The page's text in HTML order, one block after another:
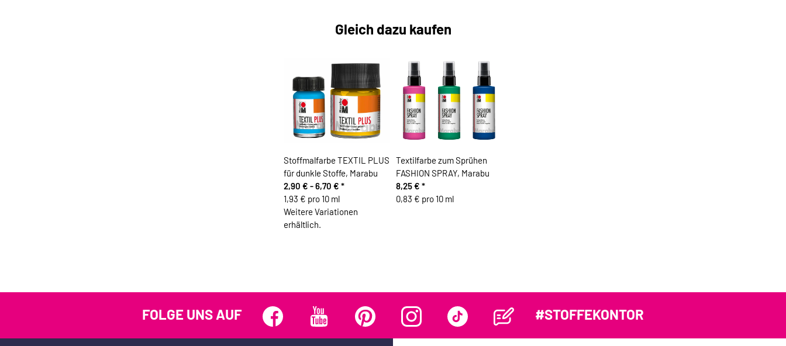
Gleich dazu kaufen
Stoffmalfarbe TEXTIL PLUS
für dunkle Stoffe, Marabu
2,90 € -6,70 € *
1,93 € pro 10 ml
Weitere Variationen
erhältlich.
Textilfarbe zum Sprühen
FASHION SPRAY, Marabu
8,25 € *
0,83 € pro 10 ml
FOLGE UNS AUF #STOFFEKONTOR